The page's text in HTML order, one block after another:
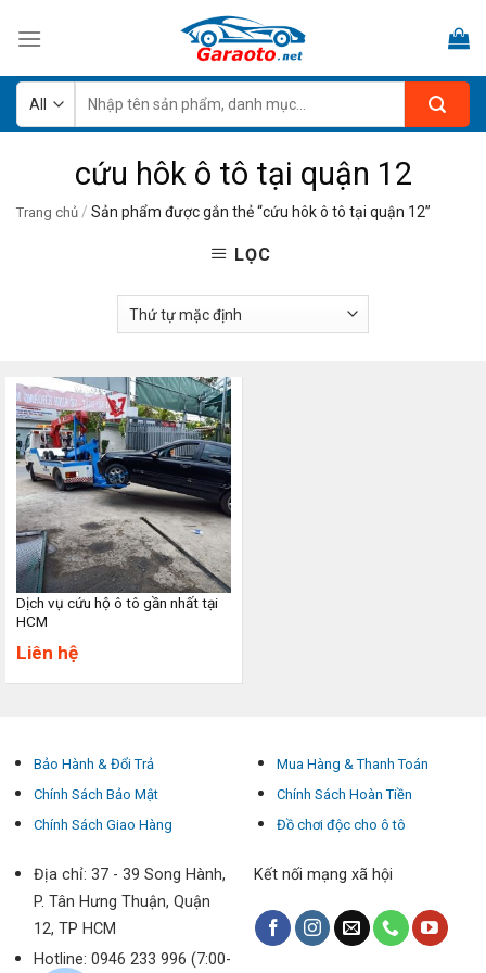
kiếm:
cứu hôk ô tô tại quận 12
Trang chủ / Sản phẩm được gắn thẻ “cứu hôk ô tô tại quận 12”
LỌC
Dịch vụ cứu hộ ô tô gần nhất tại
HCM
Liên hệ
Bảo Hành & Đổi Trả
Chính Sách Bảo Mật
Chính Sách Giao Hàng
Mua Hàng & Thanh Toán
Chính Sách Hoàn Tiền
Đồ chơi độc cho ô tô
Địa chỉ: 37 - 39 Song Hành,
P. Tân Hưng Thuận, Quận
12, TP HCM
Hotline: 0946 233 996 (7:00-
Kết nối mạng xã hội